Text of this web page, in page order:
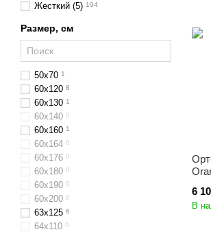
6
В
Жесткий (5) 194
Размер, см
50х70 1
60x120 8
60х130 1
60x140 0
60х160 1
60x164 0
60х176 0
60х180 0
60х190 0
60х200 0
63x125 6
64х110 0